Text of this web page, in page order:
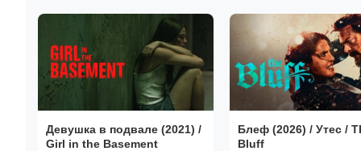
Девушка в подвале (2021) /
Girl in the Basement
Блеф (2026) / Утес /
Bluff